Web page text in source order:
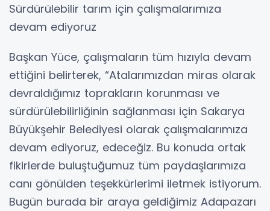
Sürdürülebilir tarım için çalışmalarımıza
devam ediyoruz
Başkan Yüce, çalışmaların tüm hızıyla devam
ettiğini belirterek, “Atalarımızdan miras olarak
devraldığımız toprakların korunması ve
sürdürülebilirliğinin sağlanması için Sakarya
Büyükşehir Belediyesi olarak çalışmalarımıza
devam ediyoruz, edeceğiz. Bu konuda ortak
fikirlerde buluştuğumuz tüm paydaşlarımıza
canı gönülden teşekkürlerimi iletmek istiyorum.
Bugün burada bir araya geldiğimiz Adapazarı